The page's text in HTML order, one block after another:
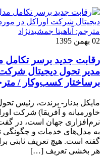
02 بهمن 1395
رقابت جدید برسر
مدیر تحول دیجیتال
برساختار کسب‌وکار /
خاورمیانه و آفریقا) شرکت
نرم‌افزاری جهان است، در
به مدل‌های خدمات و چگونگی
گفته است. هیچ تعریف ثابتی
هر بخشی تعریف […]